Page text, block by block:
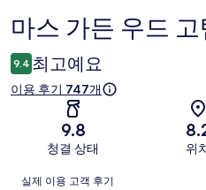
이
용
후
마스 가든 우드
9.4 최고예요
이용 후기 747개
9.8
청결 상태 위
이
실제 이용 고객 후기